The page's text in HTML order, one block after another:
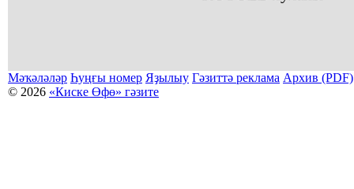
Мәҡәләләр Һуңғы номер Яҙылыу Гәзиттә реклама Архив (PDF)
© 2026 «Киске Өфө» гәзите